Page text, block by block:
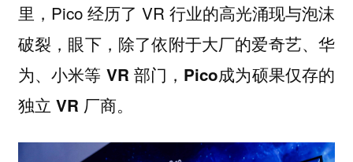
里，Pico 经历了 VR 行业的高光涌现与泡沫
破裂， 眼下，除了依附于大厂的爱奇艺、华
为、小米等 VR 部门，Pico成为硕果仅存的
独立 VR 厂商。